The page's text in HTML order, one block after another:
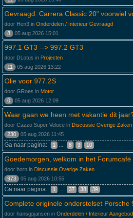
Gevraagd: Carrera Classic 20" voorwiel
door Hen3 in Onderdelen / Interieur Gevraagd
8
05 aug 2026 15:01
997.1 GT3 --> 997.2 GT3
door DLotus in Projecten
11
05 aug 2026 13:22
Olie voor 977.2S
door GRoes in Motor
0
05 aug 2026 12:09
Waar gaan we heen met vakantie dit
door Cazzo Super Veloce in Discussie Overige Zaken
230
05 aug 2026 11:45
Ga naar pagina: 1 ... 8 9 10
Goedemorgen, welkom in het Forumcafė
door horn in Discussie Overige Zaken
973
05 aug 2026 10:55
Ga naar pagina: 1 ... 37 38 39
Complete originele onderstelset Porsche
door hansgpjansen in Onderdelen / Interieur